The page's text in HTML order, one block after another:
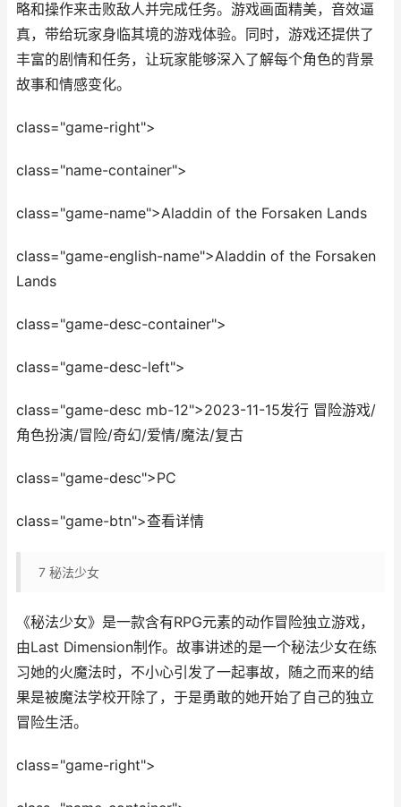
略和操作来击败敌人并完成任务。游戏画面精美，音效逼
真，带给玩家身临其境的游戏体验。同时，游戏还提供了
丰富的剧情和任务，让玩家能够深入了解每个角色的背景
故事和情感变化。
class="game-right">
class="name-container">
class="game-name">Aladdin of the Forsaken Lands
class="game-english-name">Aladdin of the Forsaken
Lands
class="game-desc-container">
class="game-desc-left">
class="game-desc mb-12">2023-11-15发行 冒险游戏/
角色扮演/冒险/奇幻/爱情/魔法/复古
class="game-desc">PC
class="game-btn">查看详情
7 秘法少女
《秘法少女》是一款含有RPG元素的动作冒险独立游戏，
由Last Dimension制作。故事讲述的是一个秘法少女在练
习她的火魔法时，不小心引发了一起事故，随之而来的结
果是被魔法学校开除了，于是勇敢的她开始了自己的独立
冒险生活。
class="game-right">